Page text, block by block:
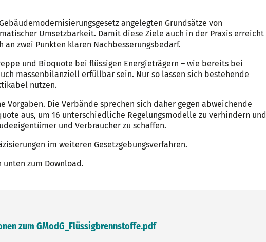
angelegten Grundsätze von
Umsetzbarkeit. Damit diese Ziele auch in der Praxis erreicht
zwei Punkten klaren Nachbesserungsbedarf.
und Bioquote bei flüssigen Energieträgern – wie bereits bei
massenbilanziell erfüllbar sein. Nur so lassen sich bestehende
nutzen.
Die Verbände sprechen sich daher gegen abweichende
aus, um 16 unterschiedliche Regelungsmodelle zu verhindern und
und Verbraucher zu schaffen.
im weiteren Gesetzgebungsverfahren.
zum Download.
zum GModG_Flüssigbrennstoffe.pdf